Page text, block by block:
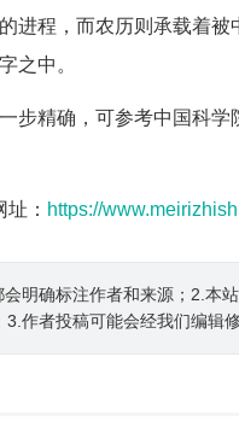
程，而农历则承载着被
之中。
步精确，可参考中国科
： https://
明确标注作者和来源；2.本
作者投稿可能会经我们编辑修